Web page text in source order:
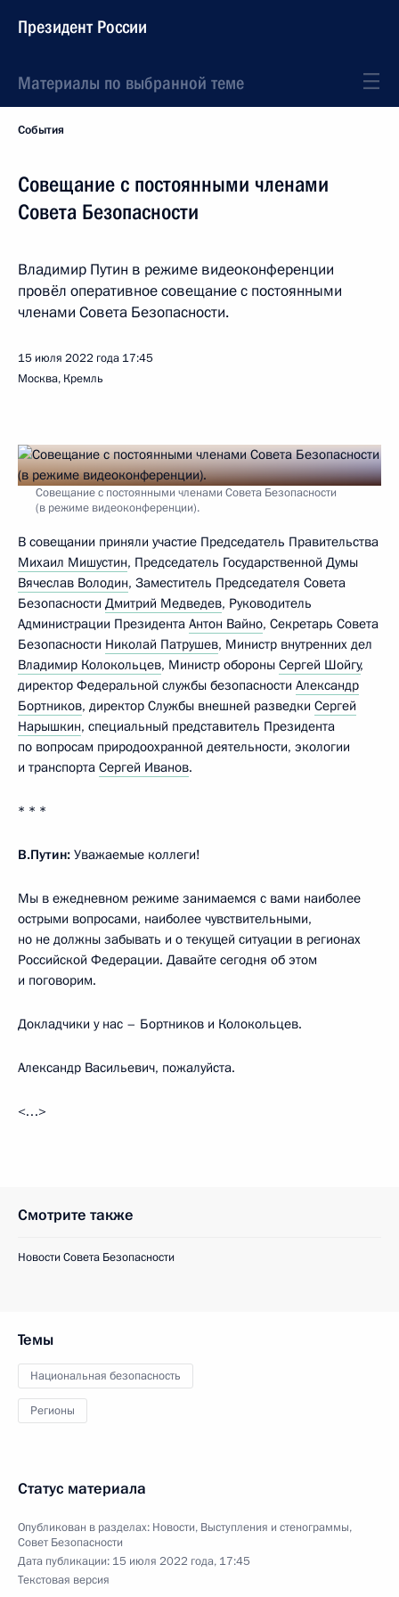
Президент России
Материалы по выбранной теме
События
Совещание с постоянными членами
Совета Безопасности
Владимир Путин в режиме видеоконференции
провёл оперативное совещание с постоянными
членами Совета Безопасности.
15 июля 2022 года 17:45
Москва, Кремль
Совещание с постоянными членами Совета Безопасности
(в режиме видеоконференции).
В совещании приняли участие Председатель Правительства
Михаил Мишустин, Председатель Государственной Думы
Вячеслав Володин, Заместитель Председателя Совета
Безопасности Дмитрий Медведев, Руководитель
Администрации Президента Антон Вайно, Секретарь Совета
Безопасности Николай Патрушев, Министр внутренних дел
Владимир Колокольцев, Министр обороны Сергей Шойгу,
директор Федеральной службы безопасности Александр
Бортников, директор Службы внешней разведки Сергей
Нарышкин, специальный представитель Президента
по вопросам природоохранной деятельности, экологии
и транспорта Сергей Иванов.
* * *
В.Путин: Уважаемые коллеги!
Мы в ежедневном режиме занимаемся с вами наиболее
острыми вопросами, наиболее чувствительными,
но не должны забывать и о текущей ситуации в регионах
Российской Федерации. Давайте сегодня об этом
и поговорим.
Докладчики у нас – Бортников и Колокольцев.
Александр Васильевич, пожалуйста.
<…>
Смотрите также
Новости Совета Безопасности
Темы
Национальная безопасность
Регионы
Статус материала
Опубликован в разделах: Новости, Выступления и стенограммы,
Совет Безопасности
Дата публикации: 15 июля 2022 года, 17:45
Текстовая версия